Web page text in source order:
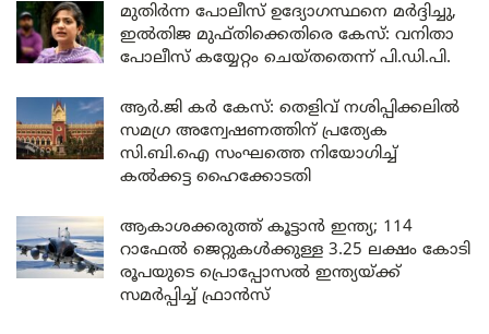
മുതിർന്ന പോലീസ് ഉദ്യോഗസ്ഥനെ മർദ്ദിച്ചു,
ഇൽതിജ മുഫ്തിക്കെതിരെ കേസ്: വനിതാ
പോലീസ് കയ്യേറ്റം ചെയ്തതെന്ന് പി.ഡി.പി.
ആർ.ജി കർ കേസ്: തെളിവ് നശിപ്പിക്കലിൽ
സമഗ്ര അന്വേഷണത്തിന് പ്രത്യേക
സി.ബി.ഐ സംഘത്തെ നിയോഗിച്ച്
കൽക്കട്ട ഹൈക്കോടതി
ആകാശക്കരുത്ത് കൂട്ടാൻ ഇന്ത്യ; 114
റാഫേൽ ജെറ്റുകൾക്കുള്ള 3.25 ലക്ഷം കോടി
രൂപയുടെ പ്രൊപ്പോസൽ ഇന്ത്യയ്ക്ക്
സമർപ്പിച്ച് ഫ്രാൻസ്